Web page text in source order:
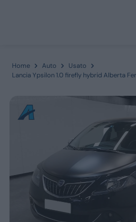
Home Auto
Usato
Lancia Ypsilon 1.0 firefly hybrid Alberta